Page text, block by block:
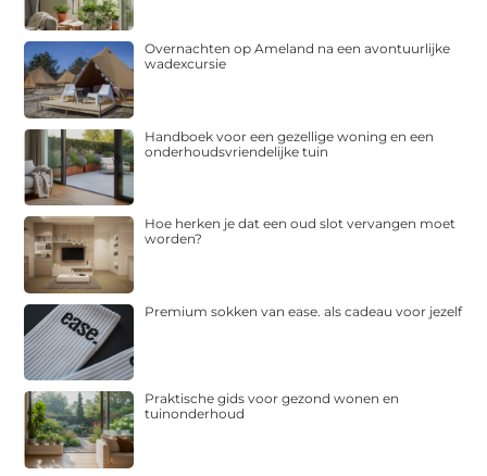
Overnachten op Ameland na een avontuurlijke
wadexcursie
Handboek voor een gezellige woning en een
onderhoudsvriendelijke tuin
Hoe herken je dat een oud slot vervangen moet
worden?
Premium sokken van ease. als cadeau voor jezelf
Praktische gids voor gezond wonen en
tuinonderhoud